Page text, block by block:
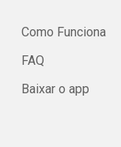
Como Funciona
FAQ
Baixar o app